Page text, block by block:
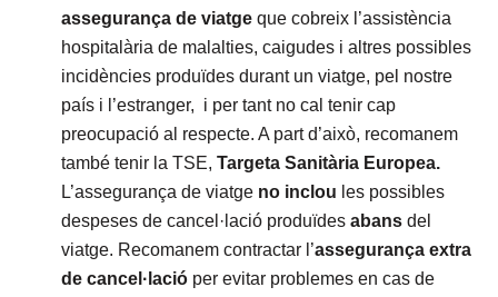
assegurança de viatge que cobreix l’assistència
hospitalària de malalties, caigudes i altres possibles
incidències produïdes durant un viatge, pel nostre
país i l’estranger, i per tant no cal tenir cap
preocupació al respecte. A part d’això, recomanem
també tenir la TSE, Targeta Sanitària Europea.
L’assegurança de viatge no inclou les possibles
despeses de cancel·lació produïdes abans del
viatge. Recomanem contractar l’assegurança extra
de cancel·lació per evitar problemes en cas de